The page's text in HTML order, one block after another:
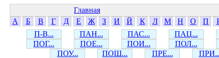
Главная
А
Б В Г Д Е Ж З И Й К Л М Н О П
П-В...
ПАН... ПАС...
ПАЦ...
ПОГ...
ПОЕ... ПОИ...
ПОЛ...
ПОУ...
ПОШ... ПРЕ...